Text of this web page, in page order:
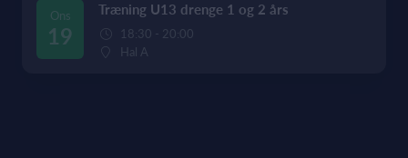
Ons
19
Træning U13 drenge 1 og 2 års
18:30 - 20:00
Hal A